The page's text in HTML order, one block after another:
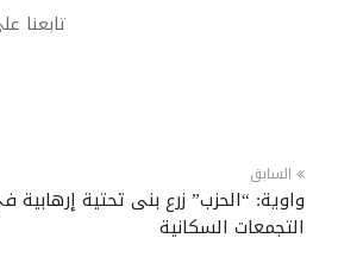
تابعنا
السابق
واوية: “الحزب” زرع بنى تحتية
التجمعات السكانية